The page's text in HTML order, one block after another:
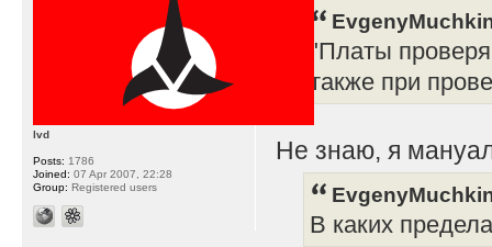
"Платы
также при
Не знаю, я
В каких
lvd
Posts: 1786
Joined: 07 Apr 2007, 22:28
Group: Registered users